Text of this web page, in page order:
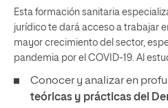
Esta formación sanitaria
jurídico te dará acceso a trabajar
mayor crecimiento del sector,
pandemia por el COVID-19. Al
Conocer y analizar en
teóricas y prácticas del